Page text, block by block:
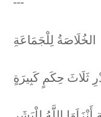
الخُلَاصَةُ لِلْجَمَاعَةِ